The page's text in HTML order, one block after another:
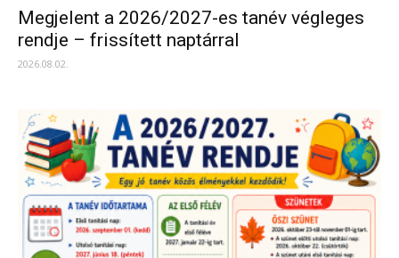
Megjelent a 2026/2027-es tanév végleges
rendje – frissített naptárral
2026.08.02.